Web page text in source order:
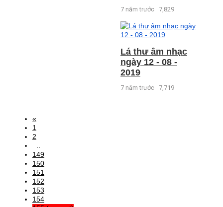
7 năm trước 7,829
Lá thư âm nhạc
ngày 12 - 08 -
2019
7 năm trước 7,719
«
1
2
149
150
151
152
153
154